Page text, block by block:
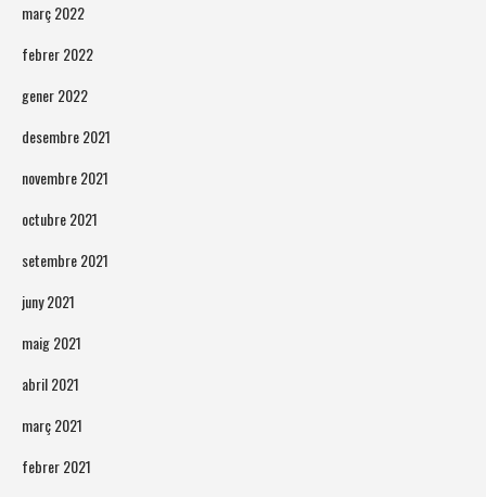
març 2022
febrer 2022
gener 2022
desembre 2021
novembre 2021
octubre 2021
setembre 2021
juny 2021
maig 2021
abril 2021
març 2021
febrer 2021